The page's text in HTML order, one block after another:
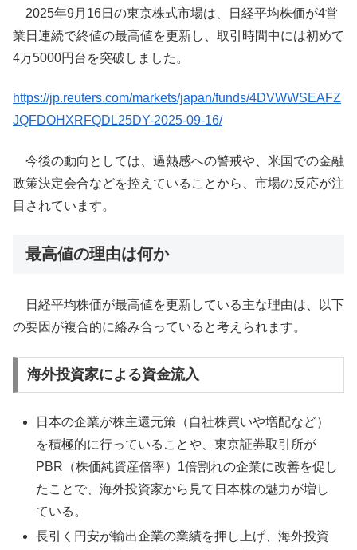
2025年9月16日の東京株式市場は、日経平均株価が4営
業日連続で終値の最高値を更新し、取引時間中には初めて
4万5000円台を突破しました。
https://jp.reuters.com/markets/japan/funds/4DVWWSEAFZ
JQFDOHXRFQDL25DY-2025-09-16/
今後の動向としては、過熱感への警戒や、米国での金融
政策決定会合などを控えていることから、市場の反応が注
目されています。
最高値の理由は何か
日経平均株価が最高値を更新している主な理由は、以下
の要因が複合的に絡み合っていると考えられます。
海外投資家による資金流入
日本の企業が株主還元策（自社株買いや増配など）
を積極的に行っていることや、東京証券取引所が
PBR（株価純資産倍率）1倍割れの企業に改善を促し
たことで、海外投資家から見て日本株の魅力が増し
ている。
長引く円安が輸出企業の業績を押し上げ、海外投資